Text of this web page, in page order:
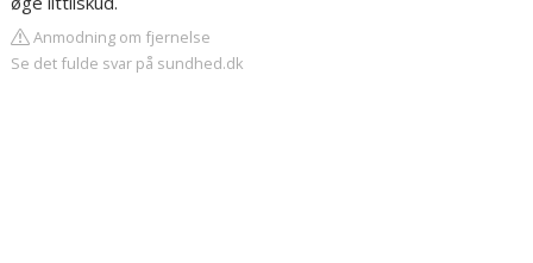
Anmodning om fjernelse
Se det fulde svar på sundhed.dk